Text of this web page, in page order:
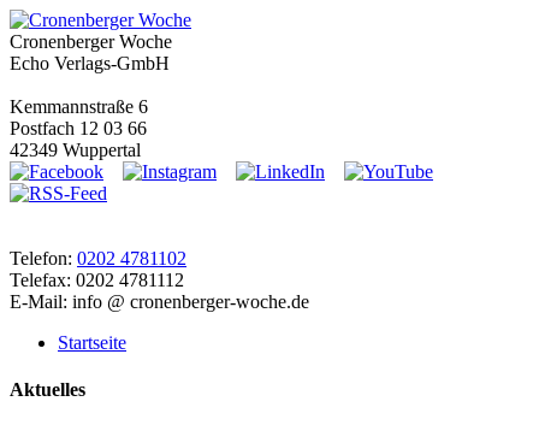
Cronenberger Woche
Echo Verlags-GmbH
Kemmannstraße 6
Postfach 12 03 66
42349 Wuppertal
Telefon: 0202 4781102
Telefax: 0202 4781112
E-Mail: info @ cronenberger-woche.de
Startseite
Aktuelles